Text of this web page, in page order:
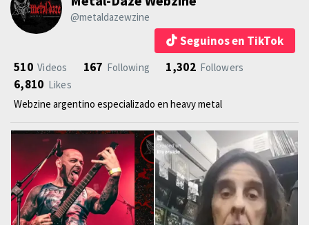
@metaldazewzine
Seguinos en TikTok
510 Videos 167 Following 1,302 Followers
6,810 Likes
Webzine argentino especializado en heavy metal